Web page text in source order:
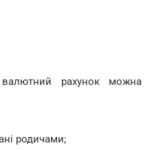
валютний рахунок можна
родичами;